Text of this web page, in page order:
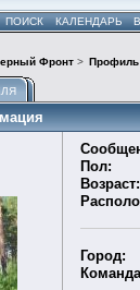
ПОИСК КАЛЕНДАРЬ
Фронт> Профиль
Пол:
Возраст:
Город: